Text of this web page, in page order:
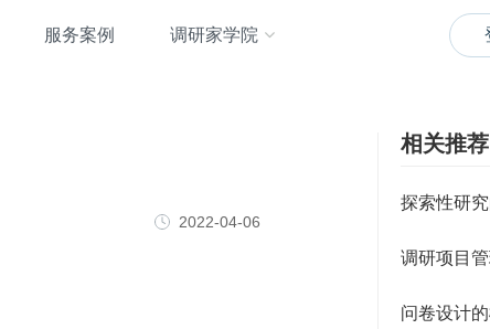
服务案例 调研家学院
2022-04-06
相关推荐
问卷设计